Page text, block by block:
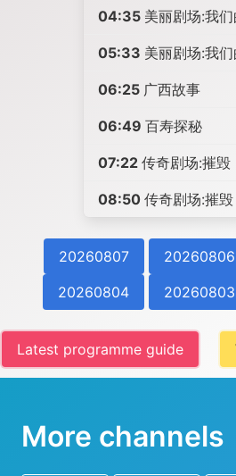
04:35 美丽剧场:我
05:33 美丽剧场:我
06:25 广西故事
06:49 百寿探秘
07:22 传奇剧场:摧毁
08:50 传奇剧场:摧毁
20260807 20260806
20260804
20260803
Latest programme guide
More channels